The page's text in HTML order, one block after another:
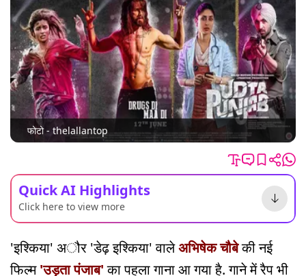
फोटो - thelallantop
Quick AI Highlights
Click here to view more
'इश्किया' अौर 'डेढ़ इश्किया' वालेअभिषेक चौबेकी नई
फिल्म'उड़ता पंजाब'का पहला गाना आ गया है. गाने में रैप भी